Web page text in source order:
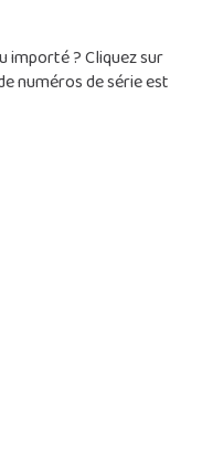
? Cliquez sur
numéros de série est